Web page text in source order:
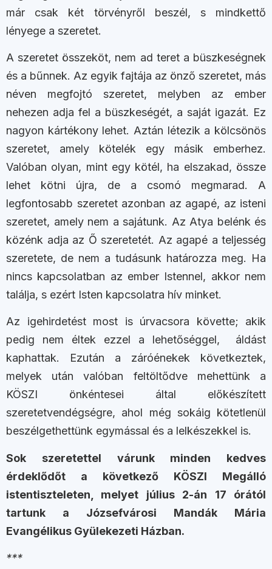
már csak két törvényről beszél, s mindkettő
lényege a szeretet.
A szeretet összeköt, nem ad teret a büszkeségnek
és a bűnnek. Az egyik fajtája az önző szeretet, más
néven megfojtó szeretet, melyben az ember
nehezen adja fel a büszkeségét, a saját igazát. Ez
nagyon kártékony lehet. Aztán létezik a kölcsönös
szeretet, amely kötelék egy másik emberhez.
Valóban olyan, mint egy kötél, ha elszakad, össze
lehet kötni újra, de a csomó megmarad. A
legfontosabb szeretet azonban az agapé, az isteni
szeretet, amely nem a sajátunk. Az Atya belénk és
közénk adja az Ő szeretetét. Az agapé a teljesség
szeretete, de nem a tudásunk határozza meg. Ha
nincs kapcsolatban az ember Istennel, akkor nem
találja, s ezért Isten kapcsolatra hív minket.
Az igehirdetést most is úrvacsora követte; akik
pedig nem éltek ezzel a lehetőséggel, áldást
kaphattak. Ezután a záróénekek következtek,
melyek után valóban feltöltődve mehettünk a
KÖSZI önkéntesei által előkészített
szeretetvendégségre, ahol még sokáig kötetlenül
beszélgethettünk egymással és a lelkészekkel is.
Sok szeretettel várunk minden kedves
érdeklődőt a következő KÖSZI Megálló
istentiszteleten, melyet július 2-án 17 órától
tartunk a Józsefvárosi Mandák Mária
Evangélikus Gyülekezeti Házban.
***